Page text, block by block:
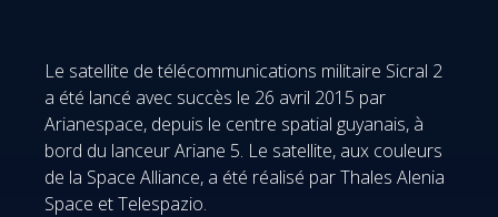
Le satellite de télécommunications militaire Sicral 2
a été lancé avec succès le 26 avril 2015 par
Arianespace, depuis le centre spatial guyanais, à
bord du lanceur Ariane 5. Le satellite, aux couleurs
de la Space Alliance, a été réalisé par Thales Alenia
Space et Telespazio.